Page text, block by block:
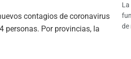
contagios de coronavirus
personas. Por provincias, la
La
de